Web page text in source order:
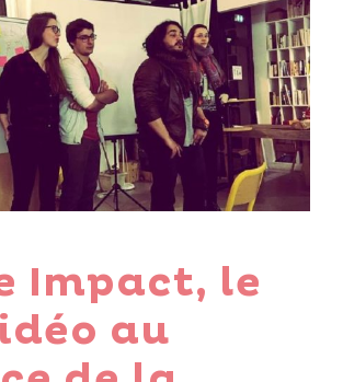
Impact, le
au